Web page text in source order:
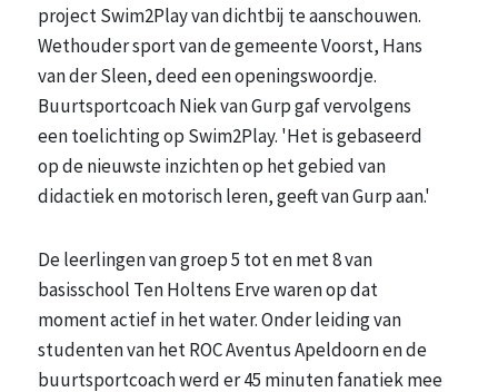
project Swim2Play van dichtbij te aanschouwen.
Wethouder sport van de gemeente Voorst, Hans
van der Sleen, deed een openingswoordje.
Buurtsportcoach Niek van Gurp gaf vervolgens
een toelichting op Swim2Play. 'Het is gebaseerd
op de nieuwste inzichten op het gebied van
didactiek en motorisch leren, geeft van Gurp aan.'
De leerlingen van groep 5 tot en met 8 van
basisschool Ten Holtens Erve waren op dat
moment actief in het water. Onder leiding van
studenten van het ROC Aventus Apeldoorn en de
buurtsportcoach werd er 45 minuten fanatiek mee